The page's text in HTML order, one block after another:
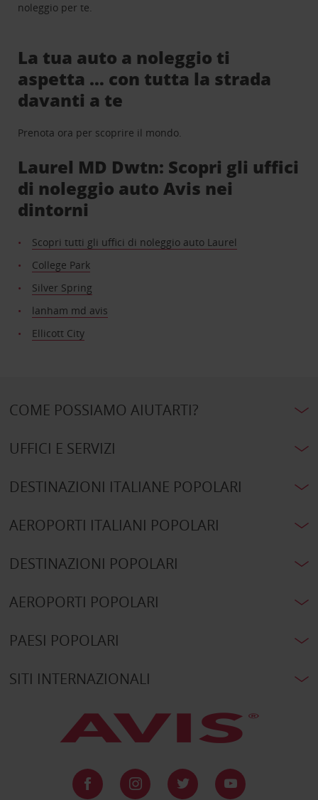
noleggio per te.
La tua auto a noleggio ti
aspetta … con tutta la strada
davanti a te
Prenota ora per scoprire il mondo.
Laurel MD Dwtn: Scopri gli uffici
di noleggio auto Avis nei
dintorni
Scopri tutti gli uffici di noleggio auto Laurel
College Park
Silver Spring
lanham md avis
Ellicott City
COME POSSIAMO AIUTARTI?
UFFICI E SERVIZI
DESTINAZIONI ITALIANE POPOLARI
AEROPORTI ITALIANI POPOLARI
DESTINAZIONI POPOLARI
AEROPORTI POPOLARI
PAESI POPOLARI
SITI INTERNAZIONALI